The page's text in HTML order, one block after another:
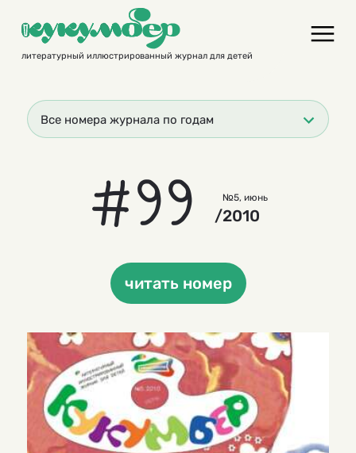
contentлитературный иллюстрированный журнал для детей
Все номера журнала по годам
#99 №5, июнь
/2010
читать номер